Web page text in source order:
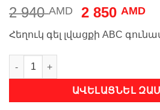
2 940AMD
Original
price
was:
2 850AMD
Հեղուկ գել լվացքի ABC
Լվացքի գել ABC quantity
ԱՎԵԼԱՑՆԵԼ